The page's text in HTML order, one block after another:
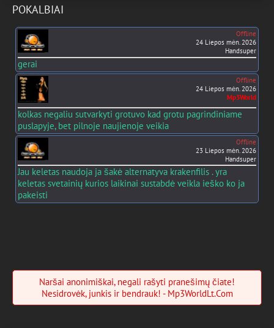
POKALBIAI
Offline
24 Liepos mėn. 2026
Handsuper
gerai
Offline
24 Liepos mėn. 2026
Mp3World
kolkas negaliu sutvarkyti grotuvo kad grotu pagrindiniame
puslapyje, bet pilnoje naujienoje veikia
Offline
23 Liepos mėn. 2026
Handsuper
Jau keletas naudoja ja šakė alternatyva krakenfilis . yra
keletas svetainių kurios laikinai sustabdė veikla ieško ko ja
pakeisti
Naršai anonimiškai, negali rašyti pranešimų čiate!
Nesidrovėk, junkis ir bendrauk! - Mp3WorldLt.Com